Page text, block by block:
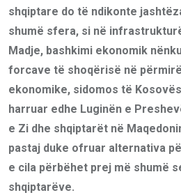
shqiptare do të ndikonte
shumë sfera, si në
Madje, bashkimi ekonomik
forcave të shoqërisë në
ekonomike, sidomos të
harruar edhe Luginën e
e Zi dhe shqiptarët në
pastaj duke ofruar alternativa
e cila përbëhet prej më shumë
shqiptarëve.